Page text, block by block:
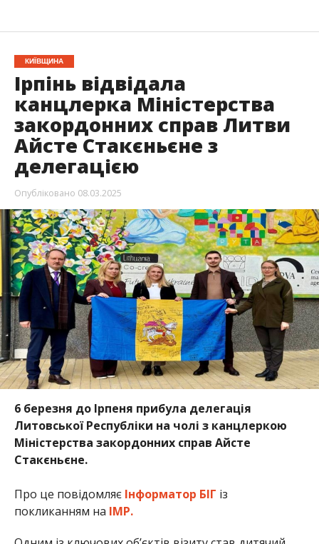
КИЇВЩИНА
Ірпінь відвідала
канцлерка Міністерства
закордонних справ Литви
Айсте Стакєньєне з
делегацією
Опубліковано 08.03.2025
6 березня до Ірпеня прибула делегація
Литовської Республіки на чолі з канцлеркою
Міністерства закордонних справ Айсте
Стакєньєне.
Про це повідомляє Інформатор БІГ із
покликанням на ІМР.